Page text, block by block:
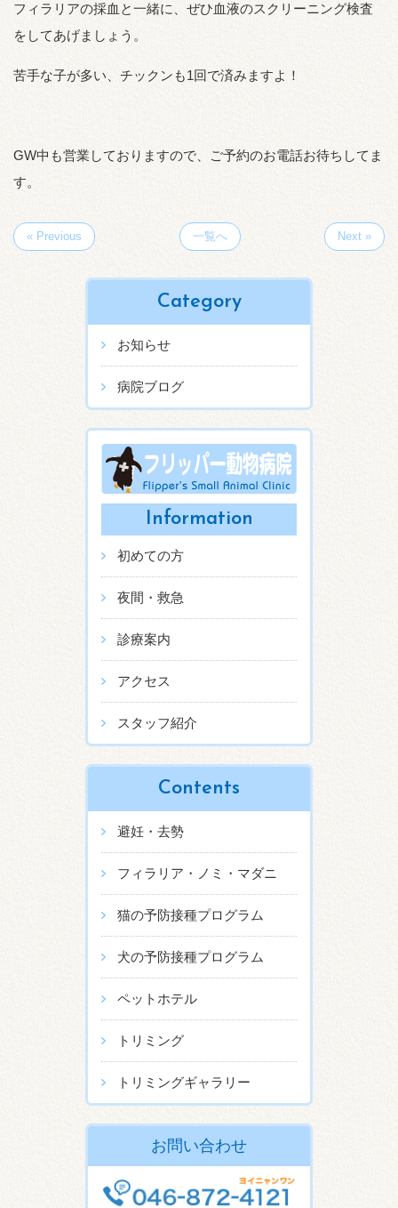
フィラリアの採血と一緒に、ぜひ血液のスクリーニング検査
をしてあげましょう。
苦手な子が多い、チックンも1回で済みますよ！
GW中も営業しておりますので、ご予約のお電話お待ちしてま
す。
« Previous 一覧へ Next »
Category
お知らせ
病院ブログ
Information
初めての方
夜間・救急
診療案内
アクセス
スタッフ紹介
Contents
避妊・去勢
フィラリア・ノミ・マダニ
猫の予防接種プログラム
犬の予防接種プログラム
ペットホテル
トリミング
トリミングギャラリー
お問い合わせ